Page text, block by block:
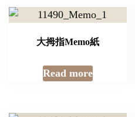
大拇指Memo紙
Read more